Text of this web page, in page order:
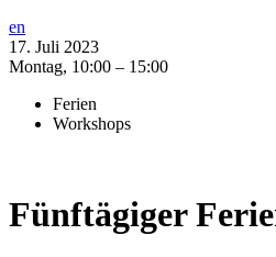
en
17. Juli 2023
Montag, 10:00 – 15:00
Ferien
Workshops
Fünftägiger